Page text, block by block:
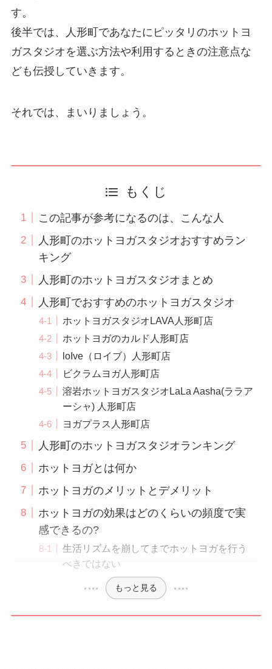
す。
後半では、人形町であなたにピッタリのホットヨ
ガスタジオを選ぶ方法や利用するときの注意点な
ども伝授していきます。
それでは、まいりましょう。
もくじ
この記事が参考になるのは、こんな人
人形町のホットヨガスタジオおすすめラン
キング
人形町のホットヨガスタジオまとめ
人形町でおすすめのホットヨガスタジオ
ホットヨガスタジオLAVA人形町店
ホットヨガのカルド人形町店
loIve（ロイブ）人形町店
ビクラムヨガ人形町店
溶岩ホットヨガスタジオLaLa Aasha(ララア
ーシャ) 人形町店
ヨガプラス人形町店
人形町のホットヨガスタジオランキング
ホットヨガとは何か
ホットヨガのメリットとデメリット
ホットヨガの効果はどのくらいの頻度で実
感できるの?
生活リズムを崩してまでホットヨガを行う
べきではない
もっと見る